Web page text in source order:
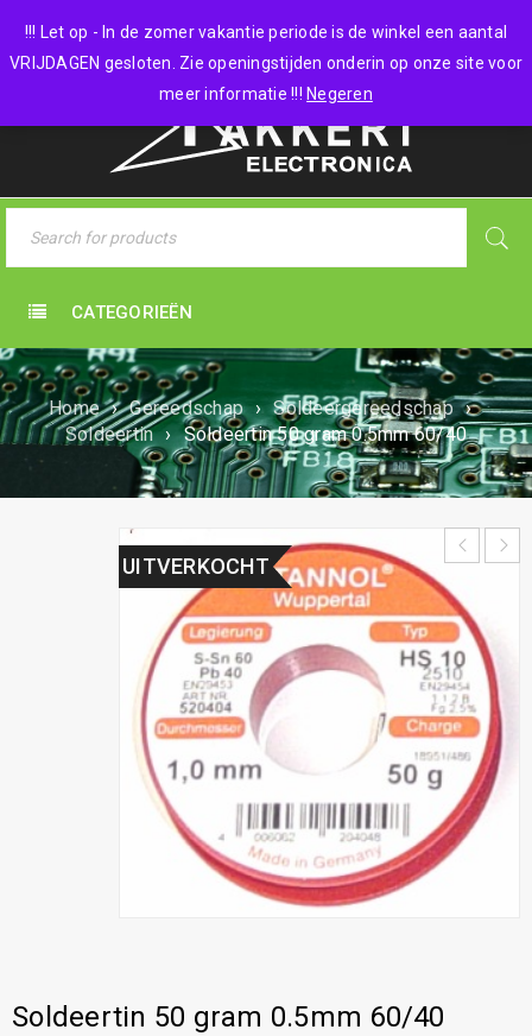
!!! Let op - In de zomer vakantie periode is de winkel een aantal
VRIJDAGEN gesloten. Zie openingstijden onderin op onze site voor
meer informatie !!! Negeren
0 items - €0,00
CATEGORIEËN
Home › Gereedschap › Soldeergereedschap ›
Soldeertin › Soldeertin 50 gram 0.5mm 60/40
UITVERKOCHT
Soldeertin 50 gram 0.5mm 60/40